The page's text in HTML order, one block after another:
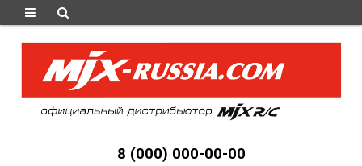
8 (000) 000-00-00